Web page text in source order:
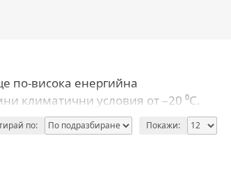
по-висока енергийна
климатични условия от –20 ⁰C.
по: Покажи: